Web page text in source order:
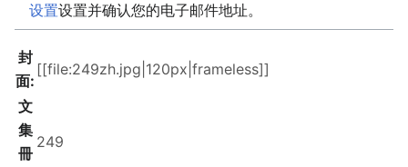
设置设置并确认您的电子邮件地址。
封
面:
文
集
冊